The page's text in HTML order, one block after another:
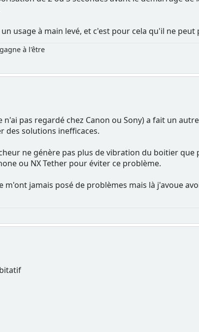
usage à main levé, et c'est pour cela qu'il ne
à l'être
pas regardé chez Canon ou Sony) a fait un
des solutions inefficaces.
ne génère pas plus de vibration du boitier que
ou NX Tether pour éviter ce problème.
m'ont jamais posé de problèmes mais là j'avoue